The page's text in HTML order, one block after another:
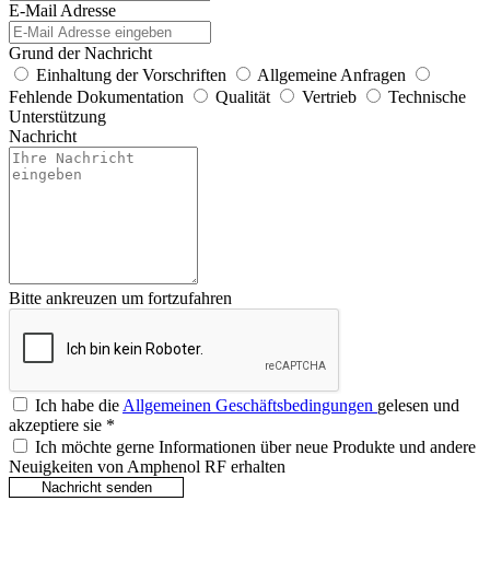
E-Mail Adresse
Grund der Nachricht
Einhaltung der Vorschriften
Allgemeine Anfragen
Fehlende Dokumentation
Qualität Vertrieb
Technische
Unterstützung
Nachricht
Bitte ankreuzen um fortzufahren
Ich habe dieAllgemeinen Geschäftsbedingungen gelesen und
akzeptiere sie *
Ich möchte gerne Informationen über neue Produkte und andere
Neuigkeiten von Amphenol RF erhalten